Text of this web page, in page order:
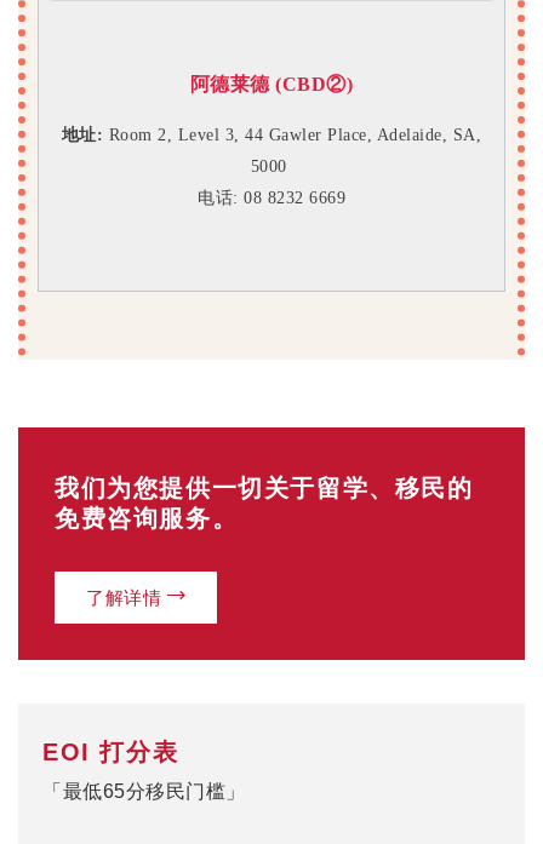
阿德莱德 (CBD②)
地址: Room 2, Level 3,44 Gawler Place, Adelaide, SA,
5000
电话: 08 8232 6669
我们为您提供一切关于留学、移民的
免费咨询服务。
了解详情
EOI 打分表
「最低65分移民门槛」